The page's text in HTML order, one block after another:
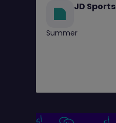
JD Sports
Summer